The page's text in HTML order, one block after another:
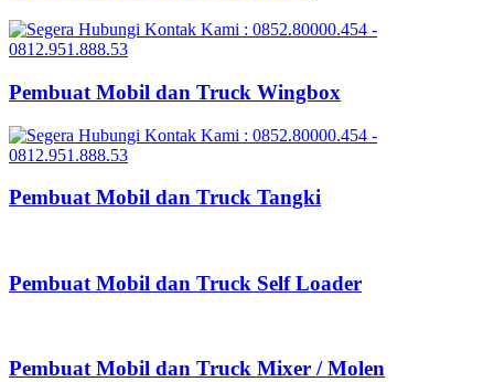
Pembuat Mobil dan Truck Wingbox
Pembuat Mobil dan Truck Tangki
Pembuat Mobil dan Truck Self Loader
Pembuat Mobil dan Truck Mixer / Molen